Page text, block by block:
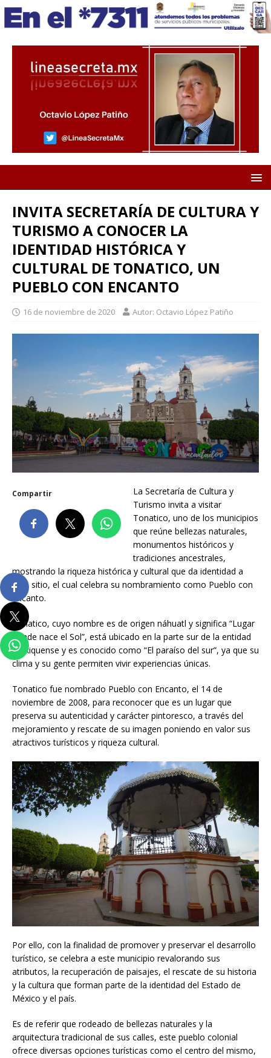
INVITA SECRETARÍA DE CULTURA Y
TURISMO A CONOCER LA
IDENTIDAD HISTÓRICA Y
CULTURAL DE TONATICO, UN
PUEBLO CON ENCANTO
16 de noviembre de 2020 Autor: Octavio López Patiño
Compartir
La Secretaría de Cultura y
Turismo invita a visitar
Tonatico, uno de los municipios
que reúne bellezas naturales,
monumentos históricos y
tradiciones ancestrales,
mostrando la riqueza histórica y cultural que da identidad a
este sitio, el cual celebra su nombramiento como Pueblo con
Encanto.
Tonatico, cuyo nombre es de origen náhuatl y significa “Lugar
donde nace el Sol”, está ubicado en la parte sur de la entidad
mexiquense y es conocido como “El paraíso del sur”, ya que su
clima y su gente permiten vivir experiencias únicas.
Tonatico fue nombrado Pueblo con Encanto, el 14 de
noviembre de 2008, para reconocer que es un lugar que
preserva su autenticidad y carácter pintoresco, a través del
mejoramiento y rescate de su imagen poniendo en valor sus
atractivos turísticos y riqueza cultural.
Por ello, con la finalidad de promover y preservar el desarrollo
turístico, se celebra a este municipio revalorando sus
atributos, la recuperación de paisajes, el rescate de su historia
y la cultura que forman parte de la identidad del Estado de
México y el país.
Es de referir que rodeado de bellezas naturales y la
arquitectura tradicional de sus calles, este pueblo colonial
ofrece diversas opciones turísticas como el centro del mismo,